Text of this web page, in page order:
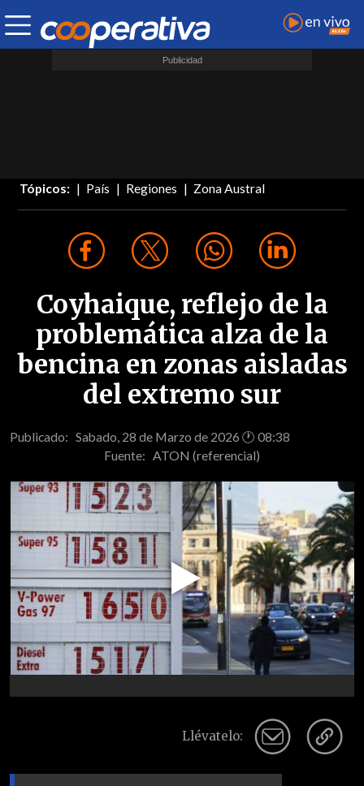
Tópicos: País Regiones Zona Austral
Coyhaique, reflejo de la
problemática alza de la
bencina en zonas aisladas
del extremo sur
Publicado: Sabado, 28 de Marzo de 2026 🕐 08:38
Fuente: ATON (referencial)
Play
Video
Llévatelo: